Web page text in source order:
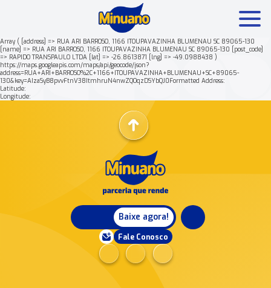
Array ( [address] => RUA ARI BARROSO, 1166 ITOUPAVAZINHA BLUMENAU SC 89065-130
[name] => RUA ARI BARROSO, 1166 ITOUPAVAZINHA BLUMENAU SC 89065-130 [post_code]
=> RAPIDO TRANSPAULO LTDA [lat] => -26.8613871 [lng] => -49.0988438 )
https://maps.googleapis.com/maps/api/geocode/json?
address=RUA+ARI+BARROSO%2C+1166+ITOUPAVAZINHA+BLUMENAU+SC+89065-
130&key=AIzaSyB8pvvFtnV38ItmhruN4nwZQOqzDSYbQJ0Formatted Address:
Latitude:
Longitude:
Baixe agora!
Fale Conosco
Mais buscados: Produtos Minuano Rende +
Nossa história